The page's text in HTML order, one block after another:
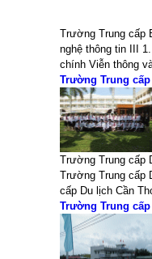
Trường Trung cấp
nghệ thông tin III
chính Viễn thông
Trường Trung
Trường Trung cấp
Trường Trung cấp
cấp Du lịch Cần
Trường Trung